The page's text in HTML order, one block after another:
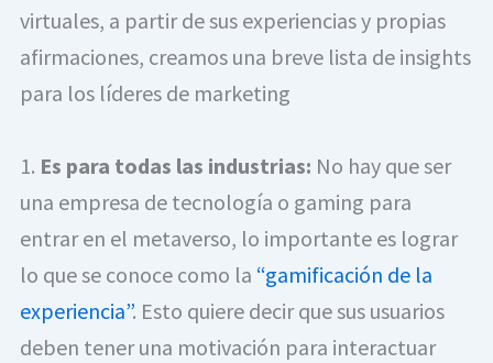
virtuales, a partir de sus experiencias y propias
afirmaciones, creamos una breve lista de insights
para los líderes de marketing
1. Es para todas las industrias: No hay que ser
una empresa de tecnología o gaming para
entrar en el metaverso, lo importante es lograr
lo que se conoce como la “gamificación de la
experiencia”. Esto quiere decir que sus usuarios
deben tener una motivación para interactuar